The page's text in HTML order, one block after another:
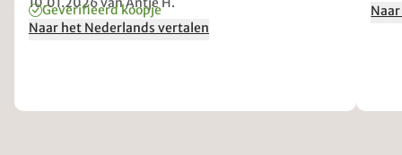
Geverifieerd koopje
Naar het Nederlands vertalen